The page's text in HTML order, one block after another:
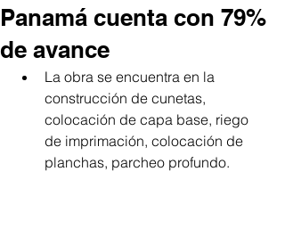
Panamá cuenta con 79%
de avance
La obra se encuentra en la
construcción de cunetas,
colocación de capa base, riego
de imprimación, colocación de
planchas, parcheo profundo.